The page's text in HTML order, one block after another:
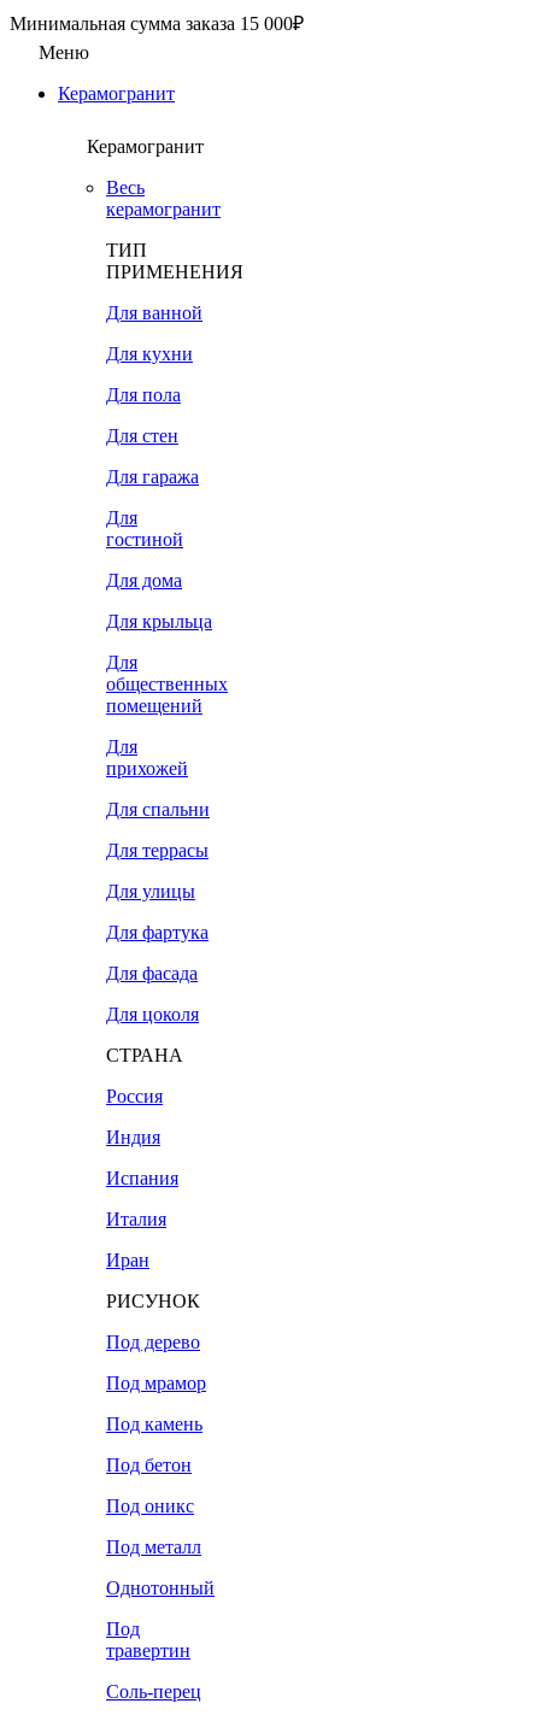
Минимальная сумма заказа 15 000₽
Меню
Керамогранит
Керамогранит
Весь
керамогранит
ТИП
ПРИМЕНЕНИЯ
Для ванной
Для кухни
Для пола
Для стен
Для гаража
Для
гостиной
Для дома
Для крыльца
Для
общественных
помещений
Для
прихожей
Для спальни
Для террасы
Для улицы
Для фартука
Для фасада
Для цоколя
СТРАНА
Россия
Индия
Испания
Италия
Иран
РИСУНОК
Под дерево
Под мрамор
Под камень
Под бетон
Под оникс
Под металл
Однотонный
Под
травертин
Соль-перец